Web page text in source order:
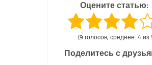
Оцените статью:
(9 голосов, среднее: 4 из
Поделитесь с